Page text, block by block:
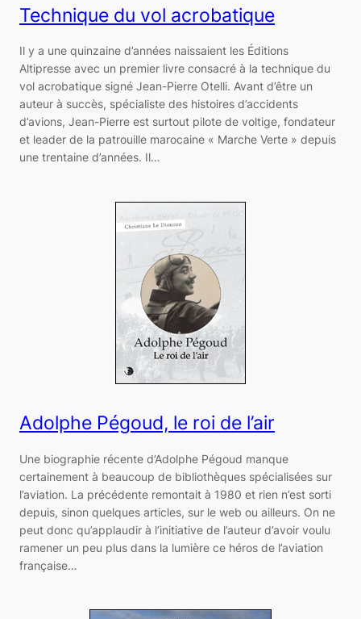
Technique du vol acrobatique
Il y a une quinzaine d’années naissaient les Éditions
Altipresse avec un premier livre consacré à la technique du
vol acrobatique signé Jean-Pierre Otelli. Avant d’être un
auteur à succès, spécialiste des histoires d’accidents
d’avions, Jean-Pierre est surtout pilote de voltige, fondateur
et leader de la patrouille marocaine « Marche Verte » depuis
une trentaine d’années. Il…
Adolphe Pégoud, le roi de l’air
Une biographie récente d’Adolphe Pégoud manque
certainement à beaucoup de bibliothèques spécialisées sur
l’aviation. La précédente remontait à 1980 et rien n’est sorti
depuis, sinon quelques articles, sur le web ou ailleurs. On ne
peut donc qu’applaudir à l’initiative de l’auteur d’avoir voulu
ramener un peu plus dans la lumière ce héros de l’aviation
française…